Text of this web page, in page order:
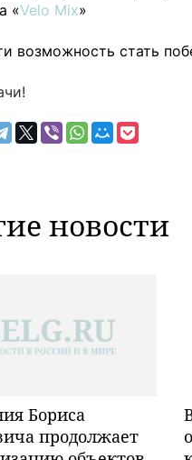
«Velo Mix»
возможность стать
новости
Бориса
продолжает